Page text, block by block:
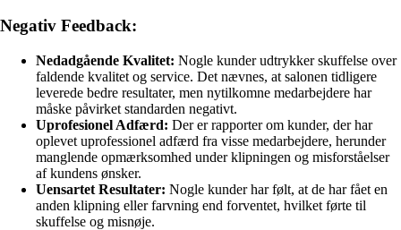
Negativ Feedback:
Nedadgående Kvalitet: Nogle kunder udtrykker skuffelse over
faldende kvalitet og service. Det nævnes, at salonen tidligere
leverede bedre resultater, men nytilkomne medarbejdere har
måske påvirket standarden negativt.
Uprofesionel Adfærd: Der er rapporter om kunder, der har
oplevet uprofessionel adfærd fra visse medarbejdere, herunder
manglende opmærksomhed under klipningen og misforståelser
af kundens ønsker.
Uensartet Resultater: Nogle kunder har følt, at de har fået en
anden klipning eller farvning end forventet, hvilket førte til
skuffelse og misnøje.